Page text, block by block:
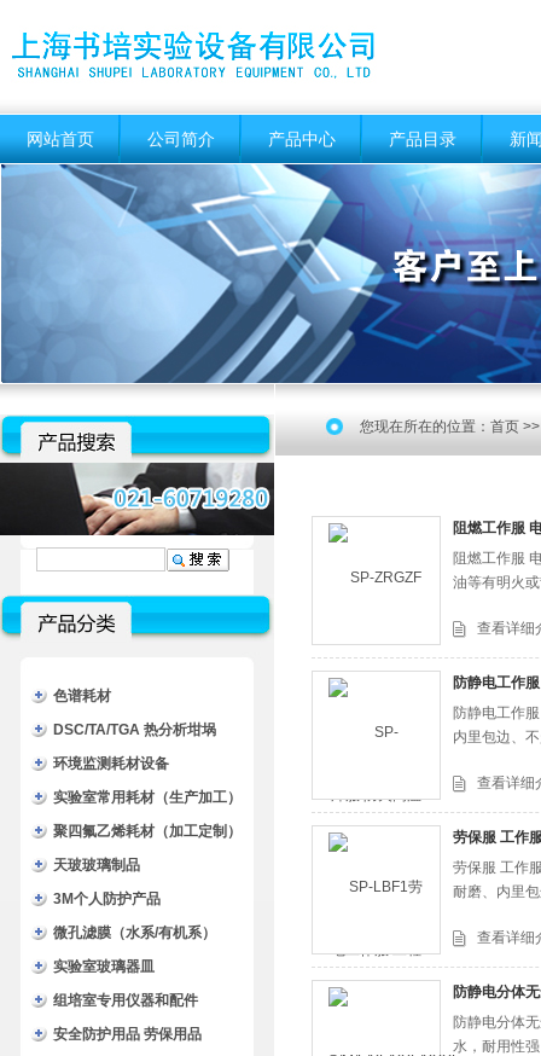
网站首页 公司简介 产品中心 产品目录 新
色谱耗材
DSC/TA/TGA 热分析坩埚
环境监测耗材设备
实验室常用耗材（生产加工）
聚四氟乙烯耗材（加工定制）
天玻玻璃制品
3M个人防护产品
微孔滤膜（水系/有机系）
实验室玻璃器皿
组培室专用仪器和配件
安全防护用品 劳保用品
您现在所在的位置： 首页
阻燃工作服
阻燃工作服
油等有明火
查看详细
防静电工作
防静电工作
内里包边、
查看详细
劳保服 工作
劳保服 工作
耐磨、内里
查看详细
防静电分体
防静电分体
水，耐用性